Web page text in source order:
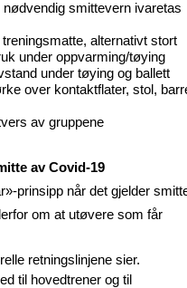
smittevern ivaretas
alternativt stort
under oppvarming/tøying
under tøying og ballett
over kontaktflater, stol,
av gruppene
av Covid-19
prinsipp når det gjelder
om at utøvere som får
retningslinjene sier.
til hovedtrener og til